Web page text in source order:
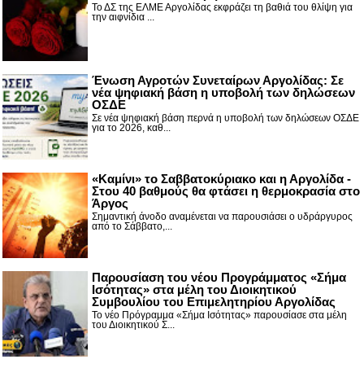
Το ΔΣ της ΕΛΜΕ Αργολίδας εκφράζει τη βαθιά του θλίψη για
την αιφνίδια ...
Ένωση Αγροτών Συνεταίρων Αργολίδας: Σε
νέα ψηφιακή βάση η υποβολή των δηλώσεων
ΟΣΔΕ
Σε νέα ψηφιακή βάση περνά η υποβολή των δηλώσεων ΟΣΔΕ
για το 2026, καθ...
«Καμίνι» το Σαββατοκύριακο και η Αργολίδα -
Στου 40 βαθμούς θα φτάσει η θερμοκρασία στο
Άργος
Σημαντική άνοδο αναμένεται να παρουσιάσει ο υδράργυρος
από το Σάββατο,...
Παρουσίαση του νέου Προγράμματος «Σήμα
Ισότητας» στα μέλη του Διοικητικού
Συμβουλίου του Επιμελητηρίου Αργολίδας
Το νέο Πρόγραμμα «Σήμα Ισότητας» παρουσίασε στα μέλη
του Διοικητικού Σ...